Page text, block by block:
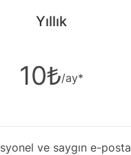
Yıllık
10₺/ay*
ve saygın e-posta